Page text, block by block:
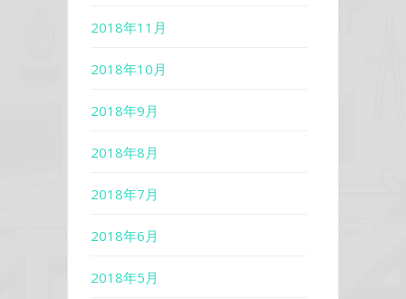
2018年11月
2018年10月
2018年9月
2018年8月
2018年7月
2018年6月
2018年5月